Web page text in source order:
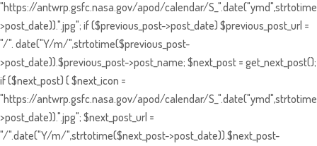
"https://antwrp.gsfc.nasa.gov/apod/calendar/
>post_date)).".jpg"; if ($previous_post->post_date) $previous_post_url =
"/". date("Y/m/",strtotime($previous_post-
>post_date)).$previous_post->post_name; $next_post = get_next_post();
if ($next_post) { $next_icon =
"https://antwrp.gsfc.nasa.gov/apod/calendar/
>post_date)).".jpg"; $next_post_url =
"/".date("Y/m/",strtotime($next_post->post_date)).$next_post-